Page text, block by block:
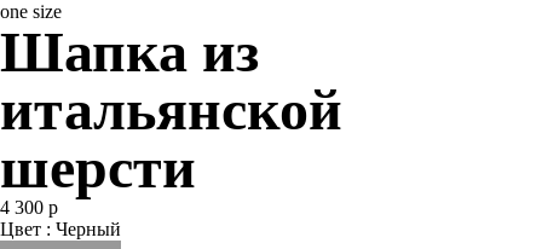
one size
Шапка из
итальянской
шерсти
4 300 р
Цвет : Черный